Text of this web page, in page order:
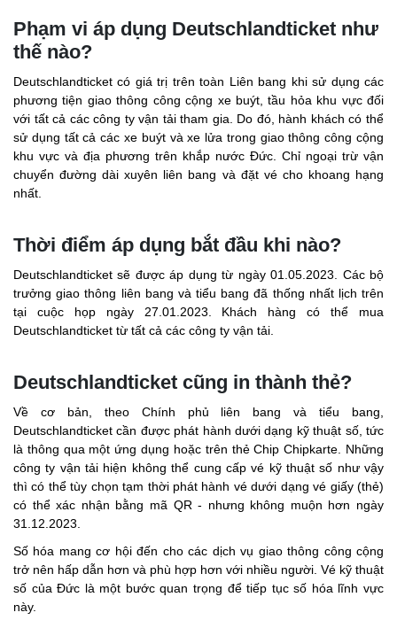
Phạm vi áp dụng Deutschlandticket như
thế nào?
Deutschlandticket có giá trị trên toàn Liên bang khi sử dụng các
phương tiện giao thông công cộng xe buýt, tầu hỏa khu vực đối
với tất cả các công ty vận tải tham gia. Do đó, hành khách có thể
sử dụng tất cả các xe buýt và xe lửa trong giao thông công cộng
khu vực và địa phương trên khắp nước Đức. Chỉ ngoại trừ vận
chuyển đường dài xuyên liên bang và đặt vé cho khoang hạng
nhất.
Thời điểm áp dụng bắt đầu khi nào?
Deutschlandticket sẽ được áp dụng từ ngày 01.05.2023. Các bộ
trưởng giao thông liên bang và tiểu bang đã thống nhất lịch trên
tại cuộc họp ngày 27.01.2023. Khách hàng có thể mua
Deutschlandticket từ tất cả các công ty vận tải.
Deutschlandticket cũng in thành thẻ?
Về cơ bản, theo Chính phủ liên bang và tiểu bang,
Deutschlandticket cần được phát hành dưới dạng kỹ thuật số, tức
là thông qua một ứng dụng hoặc trên thẻ Chip Chipkarte. Những
công ty vận tải hiện không thể cung cấp vé kỹ thuật số như vậy
thì có thể tùy chọn tạm thời phát hành vé dưới dạng vé giấy (thẻ)
có thể xác nhận bằng mã QR - nhưng không muộn hơn ngày
31.12.2023.
Số hóa mang cơ hội đến cho các dịch vụ giao thông công cộng
trở nên hấp dẫn hơn và phù hợp hơn với nhiều người. Vé kỹ thuật
số của Đức là một bước quan trọng để tiếp tục số hóa lĩnh vực
này.